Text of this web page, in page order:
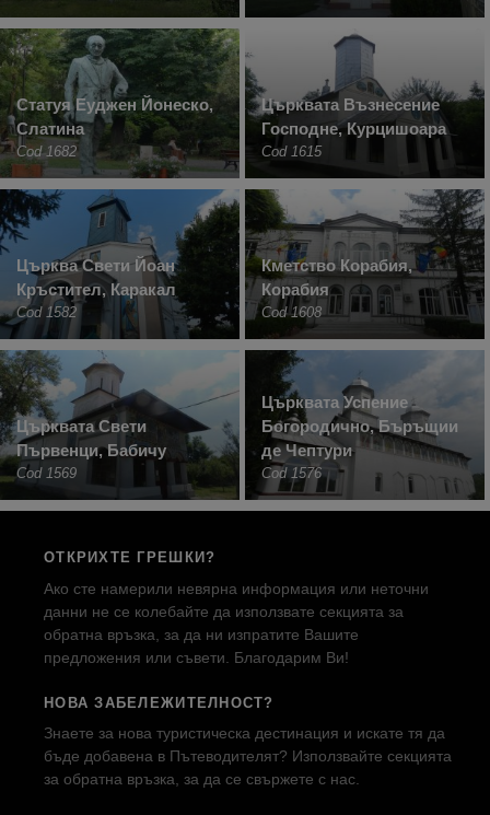
Статуя Еуджен Йонеско,
Слатина
Cod 1682
Църквата Възнесение
Господне, Курцишоара
Cod 1615
Църква Свети Йоан
Кръстител, Каракал
Cod 1582
Кметство Корабия,
Корабия
Cod 1608
Църквата Свети
Първенци, Бабичу
Cod 1569
Църквата Успение
Богородично, Бъръщии
де Чептури
Cod 1576
ОТКРИХТЕ ГРЕШКИ?
Ако сте намерили невярна информация или неточни
данни не се колебайте да използвате секцията за
обратна връзка, за да ни изпратите Вашите
предложения или съвети. Благодарим Ви!
НОВА ЗАБЕЛЕЖИТЕЛНОСТ?
Знаете за нова туристическа дестинация и искате тя да
бъде добавена в Пътеводителят? Използвайте секцията
за обратна връзка, за да се свържете с нас.